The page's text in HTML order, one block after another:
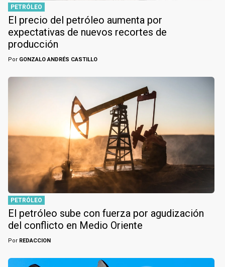
PETRÓLEO
El precio del petróleo aumenta por
expectativas de nuevos recortes de
producción
Por GONZALO ANDRÉS CASTILLO
PETRÓLEO
El petróleo sube con fuerza por agudización
del conflicto en Medio Oriente
Por REDACCION